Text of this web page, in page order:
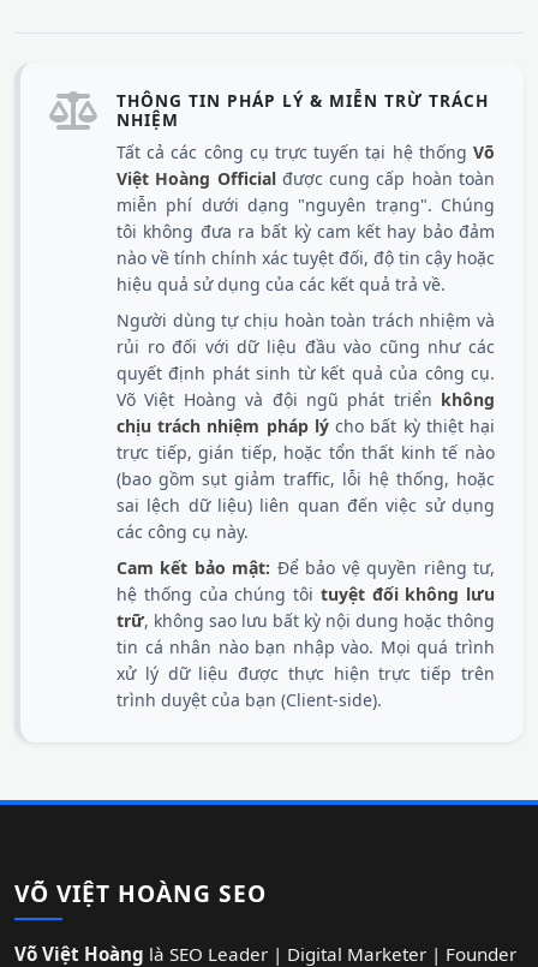
THÔNG TIN PHÁP LÝ & MIỄN TRỪ TRÁCH
NHIỆM
Tất cả các công cụ trực tuyến tại hệ thống Võ
Việt Hoàng Officialđược cung cấp hoàn toàn
miễn phí dưới dạng "nguyên trạng". Chúng
tôi không đưa ra bất kỳ cam kết hay bảo đảm
nào về tính chính xác tuyệt đối, độ tin cậy hoặc
hiệu quả sử dụng của các kết quả trả về.
Người dùng tự chịu hoàn toàn trách nhiệm và
rủi ro đối với dữ liệu đầu vào cũng như các
quyết định phát sinh từ kết quả của công cụ.
Võ Việt Hoàng và đội ngũ phát triển không
chịu trách nhiệm pháp lýcho bất kỳ thiệt hại
trực tiếp, gián tiếp, hoặc tổn thất kinh tế nào
(bao gồm sụt giảm traffic, lỗi hệ thống, hoặc
sai lệch dữ liệu) liên quan đến việc sử dụng
các công cụ này.
Cam kết bảo mật: Để bảo vệ quyền riêng tư,
hệ thống của chúng tôi tuyệt đối không lưu
trữ, không sao lưu bất kỳ nội dung hoặc thông
tin cá nhân nào bạn nhập vào. Mọi quá trình
xử lý dữ liệu được thực hiện trực tiếp trên
trình duyệt của bạn (Client-side).
VÕ VIỆT HOÀNG SEO
Võ Việt Hoàng là SEO Leader | Digital Marketer | Founder